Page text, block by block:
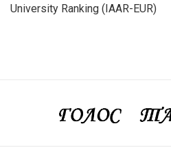
University Ranking (IAAR-EUR)